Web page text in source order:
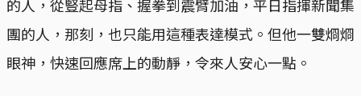
的人，從豎起母指、握拳到震臂加油，平日指揮新聞集
團的人，那刻，也只能用這種表達模式。但他一雙烱烱
眼神，快速回應席上的動靜，令來人安心一點。